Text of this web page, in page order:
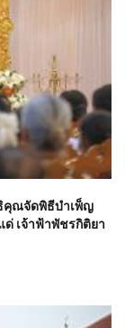
คุณจัดพิธีบำเพ็ญ
เจ้าฟ้าพัชรกิติยา